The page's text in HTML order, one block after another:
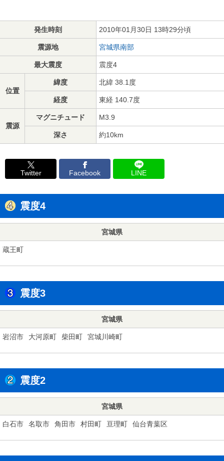
発生時刻 2010年01月30日 13時29分頃
震源地 宮城県南部
最大震度 震度4
位置
緯度 北緯 38.1度
経度 東経 140.7度
震源
マグニチュード M3.9
深さ 約10km
Twitter Facebook LINE
震度4
宮城県
蔵王町
震度3
宮城県
岩沼市 大河原町 柴田町 宮城川崎町
震度2
宮城県
白石市 名取市 角田市 村田町 亘理町 仙台青葉区